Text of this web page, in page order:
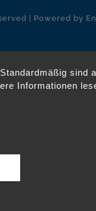
| Powered by
sind
Informationen